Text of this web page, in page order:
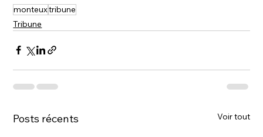
monteuxtribune
Tribune
Posts récents Voir tout